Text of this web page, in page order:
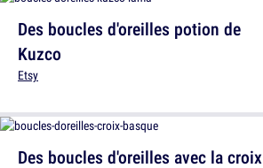
Des boucles d'oreilles avec la croix
Des boucles d'oreilles potion de
Kuzco
Etsy